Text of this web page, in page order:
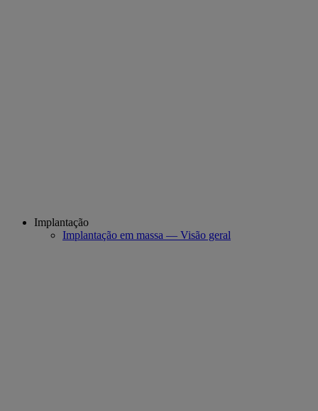
Implantação
Implantação em massa — Visão geral